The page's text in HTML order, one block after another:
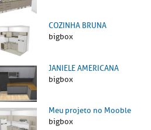
COZINHA BRUNA
bigbox
JANIELE AMERICANA
bigbox
Meu projeto no Mooble
bigbox